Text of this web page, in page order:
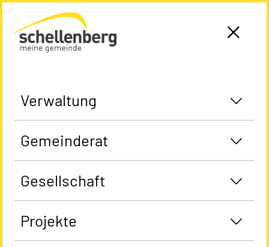
Gemeinde Schellenberg Startseite
Verwaltung
Gemeinderat
Gesellschaft
Projekte